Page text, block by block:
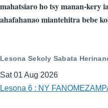
mahatsiaro ho tsy manan-kery
ahafahanao miantehitra bebe
Lesona Sekoly Sabata
Sat 01 Aug 2026
Lesona 6 : NY